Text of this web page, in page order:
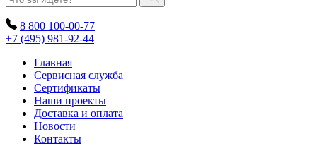
8 800 100-00-77
+7 (495) 981-92-44
Главная
Сервисная служба
Сертификаты
Наши проекты
Доставка и оплата
Новости
Контакты